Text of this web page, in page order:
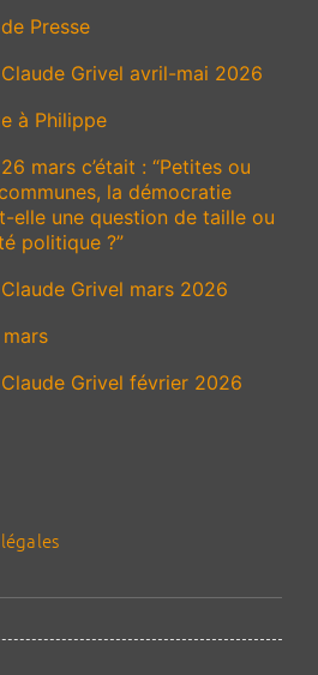
Presse
Grivel avril-mai 2026
à Philippe
mars c’était : “Petites ou
la démocratie
elle une question de taille ou
politique ?”
Grivel mars 2026
Grivel février 2026